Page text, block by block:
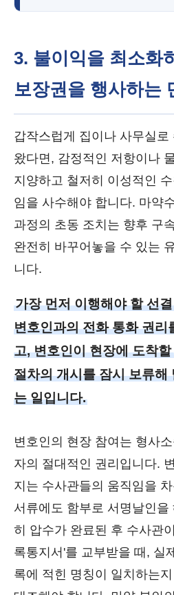
3. 불이익을 최소화
보장권을 행사하는
갑작스럽게 집이나 사무실로
왔다면, 감정적인 저항이나
지양하고 철저히 이성적인
임을 사수해야 합니다. 마약
과정의 초동 조치는 향후 구
완전히 바꾸어놓을 수 있는
니다.
가장 먼저 이행해야 할 선
변호인과의 전화 통화 권리
고, 변호인이 현장에 도착
절차의 개시를 잠시 보류해
는 일입니다.
변호인의 현장 참여는 형사
자의 절대적인 권리입니다.
지는 수사관들의 움직임을
서류에도 함부로 서명날인
히 압수가 완료된 후 수사관
록통지서'를 교부받을 때, 실
록에 적힌 명칭이 일치하는